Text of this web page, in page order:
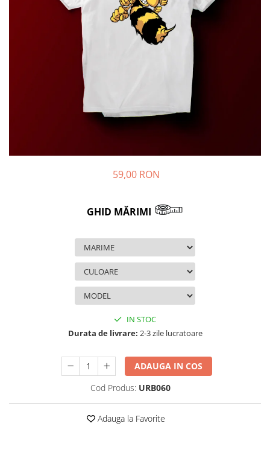
59,00 RON
GHID MĂRIMI
IN STOC
Durata de livrare: 2-3 zile lucratoare
ADAUGA IN COS
Cod Produs: URB060
Adauga la Favorite